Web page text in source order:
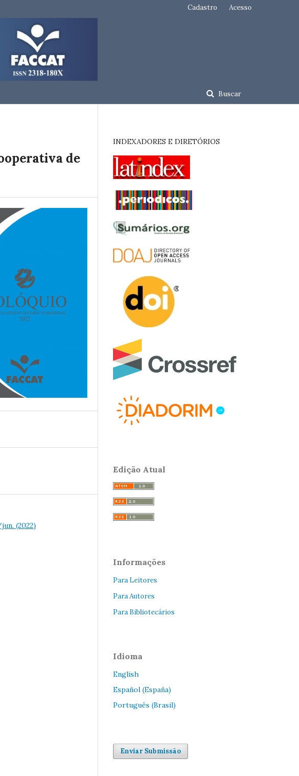
Buscar
Cadastro Acesso
de
(2022)
INDEXADORES E DIRETÓRIOS
Edição Atual
Informações
Para Leitores
Para Autores
Para Bibliotecários
Idioma
English
Español (España)
Português (Brasil)
Enviar Submissão